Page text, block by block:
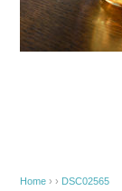
Home › › DSC02565